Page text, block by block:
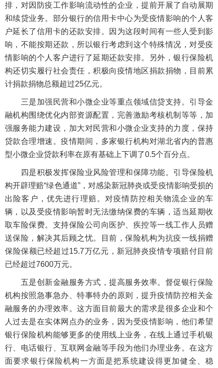
排，对因防疫工作影响流动性的企业，提前开展了自动展期
和续贷业务。部分银行的信用卡中心为受疫情影响的个人客
户延长了信用卡的还款安排。因为这段时间有一些人受到影
响，不能按期还款，所以银行考虑到这个特殊情况，对受疫
情影响的个人客户进行了延期还款安排。另外，银行保险机
构还切实履行社会责任，积极向疫情地区捐款捐物，目前累
计捐款捐物总额超过25亿元。
三是加强民营和小微企业等重点领域信贷支持。引导金
融机构围绕优化内部资源配置，完善激励考核机制等等，加
强服务能力建设，加大对民营和小微企业支持的力度，保持
贷款合理增速。疫情期间，多家银行机构对湖北省内的普惠
型小微企业贷款利率在原有基础上下调了0.5个百分点。
四是积极发挥保险业风险管理和保障功能。引导保险机
构开辟理赔“绿色通道”，对感染新冠肺炎或受疫情影响受损的
出险客户，优先进行理赔。对疫情防控相关物流企业的车
辆，以及受疫情影响暂时无法缴纳保费的车辆，适当延期收
取车险保费。支持保险公司向医护、疾控等一线工作人员赠
送保险，解决其后顾之忧。目前，保险机构为抗疫一线捐赠
保险保额已经超过15.7万亿元，新冠肺炎疫情专项赔付目前
已经超过7600万元。
五是创新金融服务方式，提高服务效率。督促银行保险
机构按照急事急办、特事特办的原则，提升疫情防控相关金
融服务的办理效率。这方面目前最大的需求是很多企业和个
人过去是在实体网点办的业务，因为受疫情影响，他们希望
银行保险机构能够更多的使用线上业务，在线上通过手机银
行、电话银行、互联网金融等手段为他们办理业务。在这方
面要求银行保险机构一方面是把系统建设得更加健全、稳